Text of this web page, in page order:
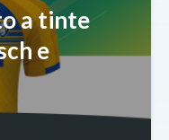
a tinte
e